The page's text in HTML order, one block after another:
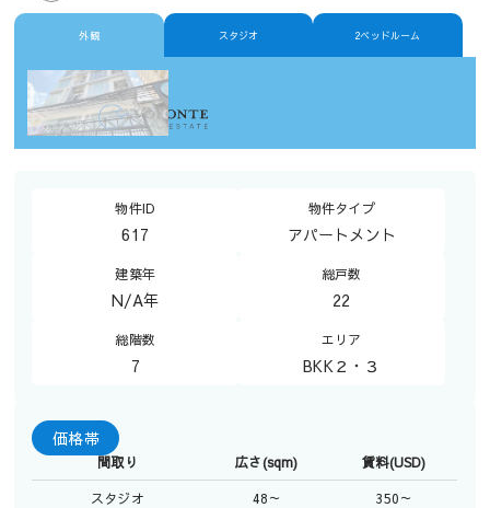
外観 スタジオ 2ベッドルーム
物件ID
617
物件タイプ
アパートメント
建築年
N/A年
総戸数
22
総階数
7
エリア
BKK２・３
価格帯
間取り 広さ(sqm) 賃料(USD)
スタジオ 48～ 350～